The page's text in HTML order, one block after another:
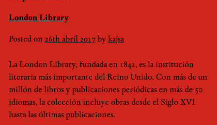
London Library
Posted on 26th abril 2017by kajsa
La London Library, fundada en 1841, es la institución
literaria más importante del Reino Unido. Con más de un
millón de libros y publicaciones periódicas en más de 50
idiomas, la colección incluye obras desde el Siglo XVI
hasta las últimas publicaciones.